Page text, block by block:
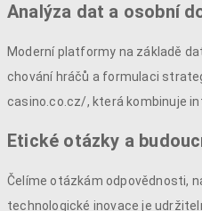
Analýza dat a osobní
Moderní platformy na základě
chování hráčů a formulaci
casino.co.cz/, která kombinuje
Etické otázky a
Čelíme otázkám odpovědnosti,
technologické inovace je